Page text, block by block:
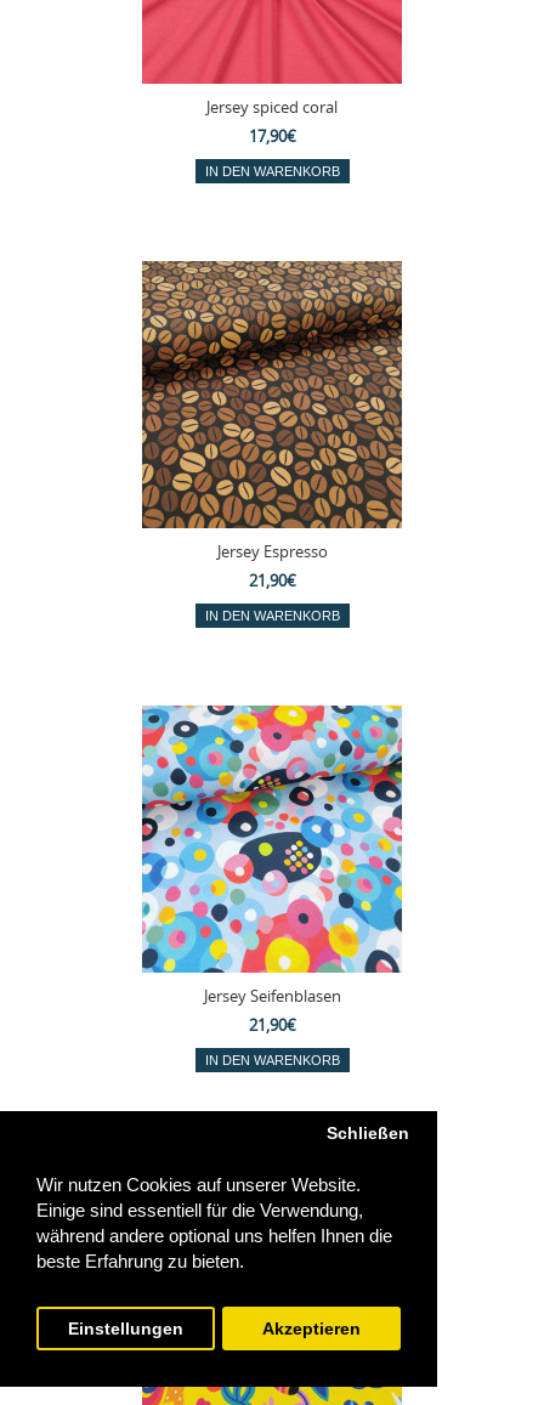
Wir nutzen Cookies auf unserer Website.
Einige sind essentiell für die Verwendung,
während andere optional uns helfen Ihnen die
beste Erfahrung zu bieten.
Schließen
Einstellungen Akzeptieren
Jersey spiced coral
17,90€
Jersey Espresso
21,90€
Jersey Seifenblasen
21,90€